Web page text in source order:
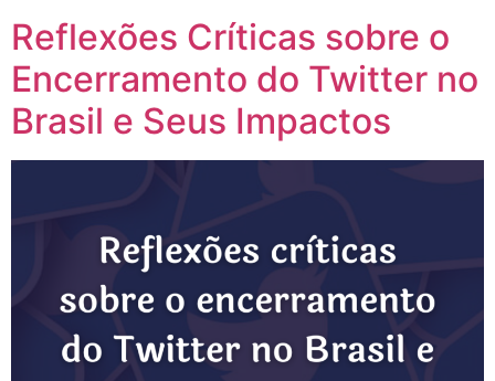
Reflexões Críticas sobre o
Encerramento do Twitter no
Brasil e Seus Impactos